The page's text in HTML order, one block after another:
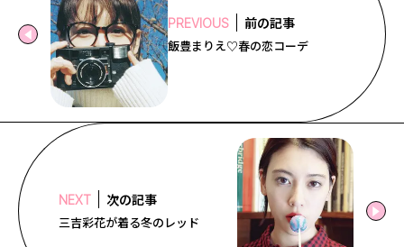
PREVIOUS 前の記事
飯豊まりえ♡春の恋コーデ
NEXT 次の記事
三吉彩花が着る冬のレッド